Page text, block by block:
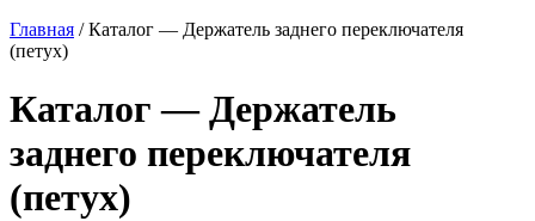
cart
Главная / Каталог — Держатель заднего переключателя
(петух)
Каталог — Держатель
заднего переключателя
(петух)